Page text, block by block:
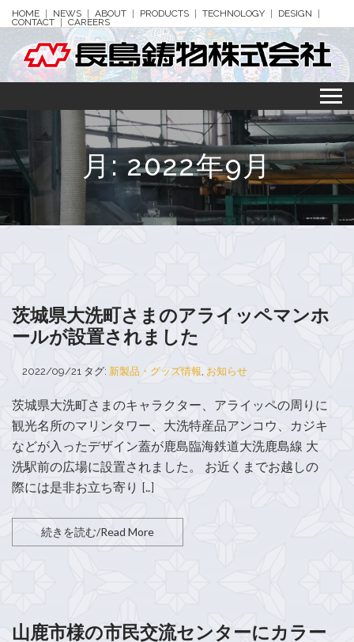
HOME NEWS ABOUT PRODUCTS TECHNOLOGY DESIGN
CONTACT CAREERS
月:2022年9月
茨城県大洗町さまのアライッペマンホ
ールが設置されました
2022/09/21 タグ: 新製品・グッズ情報, お知らせ
茨城県大洗町さまのキャラクター、アライッペの周りに
観光名所のマリンタワー、大洗特産品アンコウ、カジキ
などが入ったデザイン蓋が鹿島臨海鉄道大洗鹿島線 大
洗駅前の広場に設置されました。 お近くまでお越しの
際には是非お立ち寄り […]
続きを読む/Read More
山鹿市様の市民交流センターにカラー